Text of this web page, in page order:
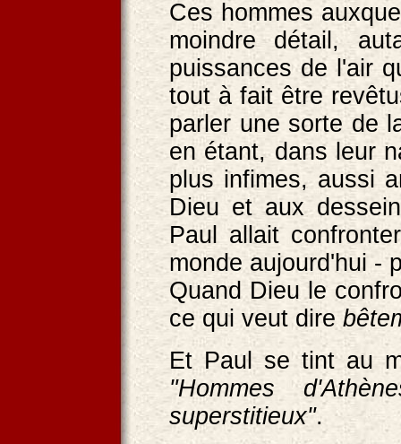
Ces hommes
moindre détail,
puissances de l'air
tout à fait être
parler une sorte de
en étant, dans leur
plus infimes, aussi
Dieu et aux
Paul allait
monde aujourd'hui -
Quand Dieu le
ce qui veut dire
Et Paul se tint au
"Hommes
superstitieux".